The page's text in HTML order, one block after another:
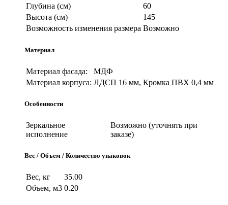
Глубина (см)
60
Высота (см)
145
Возможность изменения размера Возможно
Материал
Материал фасада:
МДФ
Материал корпуса: ЛДСП 16 мм, Кромка ПВХ 0,4 мм
Особенности
Зеркальное
исполнение
Возможно (уточнять при
заказе)
Вес / Объем / Количество упаковок
Вес, кг
35.00
Объем, м3 0.20